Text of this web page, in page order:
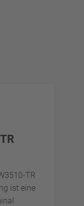
TR
ist eine